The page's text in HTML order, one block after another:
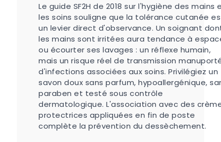
Le guide SF2H de 2018 sur l'hygiène des mains
les soins souligne que la tolérance cutanée
un levier direct d'observance. Un soignant
les mains sont irritées aura tendance à
ou écourter ses lavages : un réflexe humain,
mais un risque réel de transmission
d'infections associées aux soins. Privilégiez un
savon doux sans parfum, hypoallergénique,
paraben et testé sous contrôle
dermatologique. L'association avec des
protectrices appliquées en fin de poste
complète la prévention du dessèchement.